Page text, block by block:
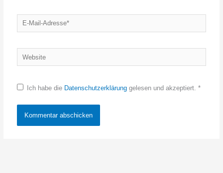
E-
Mail-
Website
Ich habe die Datenschutzerklärunggelesen und akzeptiert. *